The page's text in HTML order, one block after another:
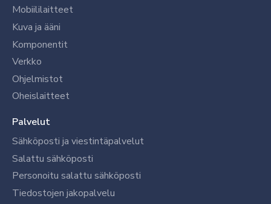
Mobiililaitteet
Kuva ja ääni
Komponentit
Verkko
Ohjelmistot
Oheislaitteet
Palvelut
Sähköposti ja viestintäpalvelut
Salattu sähköposti
Personoitu salattu sähköposti
Tiedostojen jakopalvelu